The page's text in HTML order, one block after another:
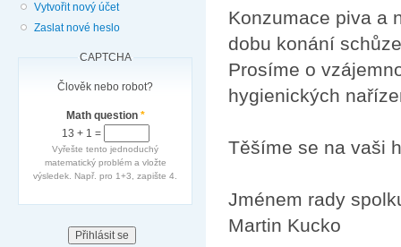
Vytvořit nový účet
Zaslat nové heslo
CAPTCHA
Člověk nebo robot?
Math question *
13 + 1 =
Vyřešte tento jednoduchý
matematický problém a vložte
výsledek. Např. pro 1+3, zapište 4.
Konzumace piva a
dobu konání
Prosíme o
hygienických
Těšíme se na vaši
Jménem rady
Martin Kucko